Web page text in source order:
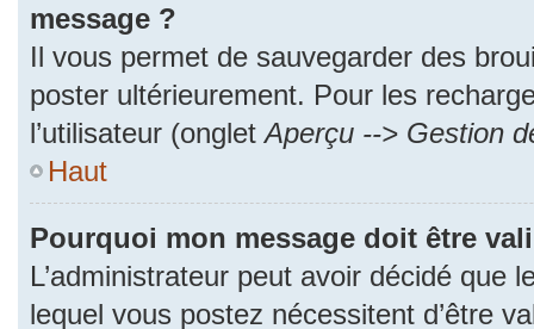
message ?
Il vous permet de sauvegarder des
poster ultérieurement. Pour les
l’utilisateur (ongletAperçu --> Gestion
Haut
Pourquoi mon message doit être
L’administrateur peut avoir décidé que
lequel vous postez nécessitent d’être